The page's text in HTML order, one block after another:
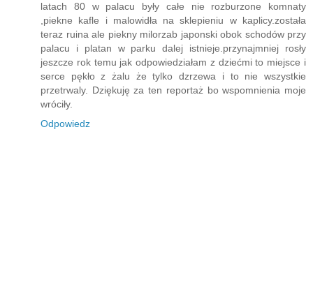
latach 80 w palacu były całe nie rozburzone komnaty
,piekne kafle i malowidła na sklepieniu w kaplicy.została
teraz ruina ale piekny milorzab japonski obok schodów przy
palacu i platan w parku dalej istnieje.przynajmniej rosły
jeszcze rok temu jak odpowiedziałam z dziećmi to miejsce i
serce pękło z żalu że tylko dzrzewa i to nie wszystkie
przetrwaly. Dziękuję za ten reportaż bo wspomnienia moje
wróciły.
Odpowiedz